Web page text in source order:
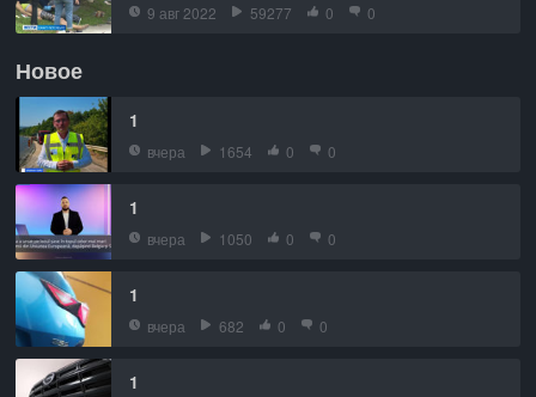
9 авг 2022 59277 0 0
Новое
1
вчера 1654 0 0
1
вчера 1050 0 0
1
вчера 682 0 0
1